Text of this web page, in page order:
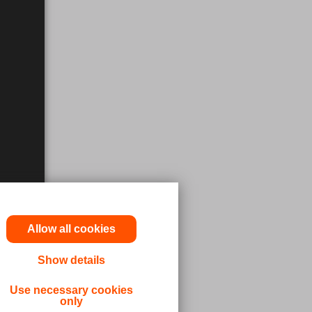
Allow all cookies
Show details
Use necessary cookies
only